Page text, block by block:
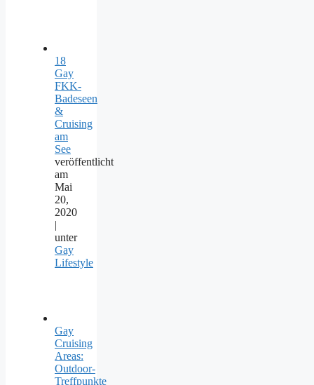
18
Gay
FKK-
Badeseen
&
Cruising
am
See
veröffentlicht
am
Mai
20,
2020
|
unter
Gay
Lifestyle
Gay
Cruising
Areas:
Outdoor-
Treffpunkte